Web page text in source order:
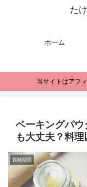
た
ホーム
当サイトはアフ
ベーキングパ
も大丈夫？料
賞味期限